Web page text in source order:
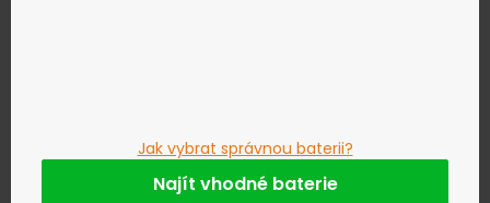
Jak vybrat správnou baterii?
Najít vhodné baterie